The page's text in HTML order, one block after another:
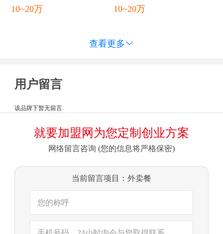
10~20万
10~20万
查看更多 
用户留言
该品牌下暂无留言.
就要加盟网为您定制创业方案
网络留言咨询 (您的信息将严格保密)
当前留言项目：外卖餐